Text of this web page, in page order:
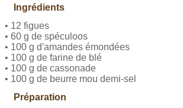
Ingrédients
• 12 figues
• 60 g de spéculoos
• 100 g d'amandes émondées
• 100 g de farine de blé
• 100 g de cassonade
• 100 g de beurre mou demi-sel
Préparation